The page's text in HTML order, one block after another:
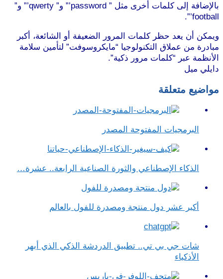
بالإضافة إلى كلمات أخرى مثل ” password’” و” qwerty’” و”
football’”.
ويمكن أن يعد حظر كلمات المرور الضعيفة أو الشائعة، أكبر
مبادرة من عملاق التكنولوجيا “مايكروسوفت” لتأمين سلامة
الأنظمة عبر “كلمات مرور ذكية”.
دايلي ميل
مواضيع متعلقة
البرمجيات المفتوحة المصدر
الذكاء الإصطناعي والثورة الصناعية الرابعة.. عشرة…
أكبر عشر دول منتجة ومصدرة للفول بالعالم
شات جي بي تي.. تطبيق الدردشة الذكي الذي أبهر
الأذكياء